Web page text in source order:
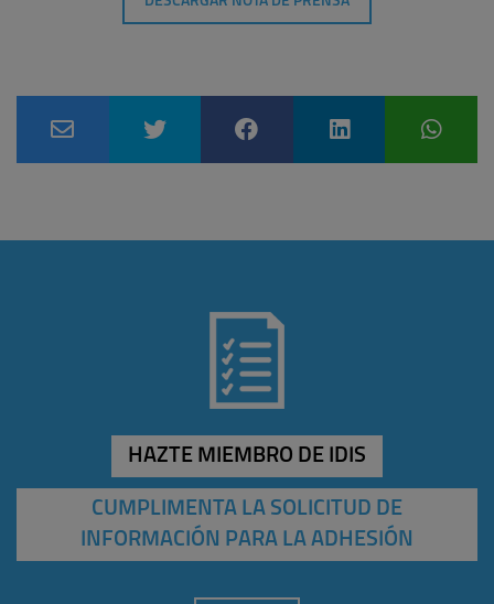
HAZTE MIEMBRO DE IDIS
CUMPLIMENTA LA SOLICITUD DE
INFORMACIÓN PARA LA ADHESIÓN